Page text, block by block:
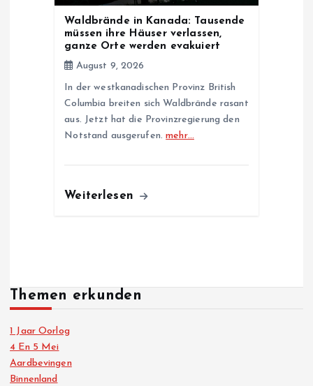
Waldbrände in Kanada: Tausende
müssen ihre Häuser verlassen,
ganze Orte werden evakuiert
August 9, 2026
In der westkanadischen Provinz British
Columbia breiten sich Waldbrände rasant
aus. Jetzt hat die Provinzregierung den
Notstand ausgerufen.mehr…
Weiterlesen
Themen erkunden
1 Jaar Oorlog
4 En 5 Mei
Aardbevingen
Binnenland